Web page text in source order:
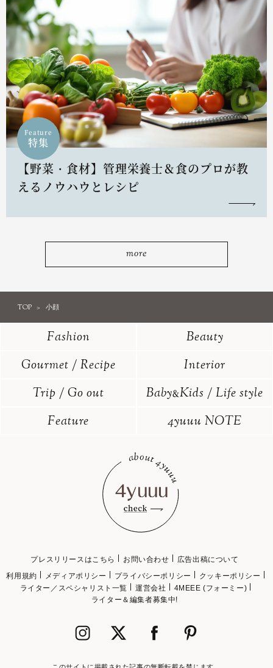
Feature
特集
【野菜・食材】管理栄養士＆食のプロが教
えるノウハウとレシピ
more
TOP 小顔
Fashion
Beauty
Gourmet / Recipe
Interior
Trip / Go out
Baby&Kids / Life style
Feature
4yuuu NOTE
プレスリリースはこちら お問い合わせ
広告出稿について
利用規約
メディアポリシー プライバシーポリシー
クッキーポリシー
ライター／スペシャリスト一覧
運営会社
4MEEE (フォーミー)
ライター＆編集者募集中!